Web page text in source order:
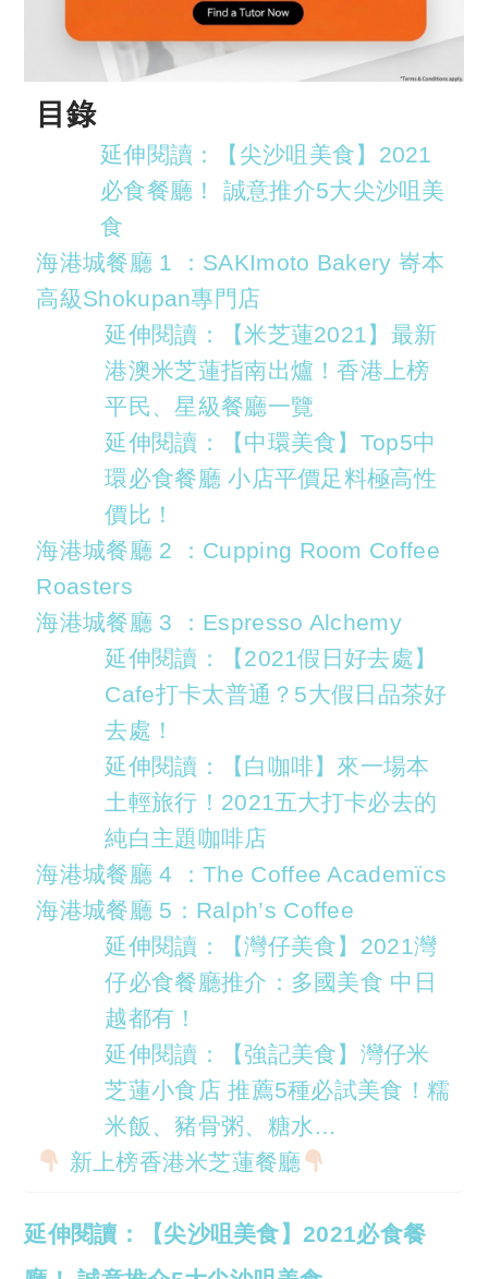
目錄
延伸閱讀：【尖沙咀美食】2021
必食餐廳！ 誠意推介5大尖沙咀美
食
海港城餐廳 1 ：SAKImoto Bakery 㟢本
高級Shokupan專門店
延伸閱讀：【米芝蓮2021】最新
港澳米芝蓮指南出爐！香港上榜
平民、星級餐廳一覽
延伸閱讀：【中環美食】Top5中
環必食餐廳 小店平價足料極高性
價比！
海港城餐廳 2 ：Cupping Room Coffee
Roasters
海港城餐廳 3 ：Espresso Alchemy
延伸閱讀：【2021假日好去處】
Cafe打卡太普通？5大假日品茶好
去處！
延伸閱讀：【白咖啡】來一場本
土輕旅行！2021五大打卡必去的
純白主題咖啡店
海港城餐廳 4 ：The Coffee Academïcs
海港城餐廳 5：Ralph’s Coffee
延伸閱讀：【灣仔美食】2021灣
仔必食餐廳推介：多國美食 中日
越都有！
延伸閱讀：【強記美食】灣仔米
芝蓮小食店 推薦5種必試美食！糯
米飯、豬骨粥、糖水…
新上榜香港米芝蓮餐廳
延伸閱讀：【尖沙咀美食】2021必食餐